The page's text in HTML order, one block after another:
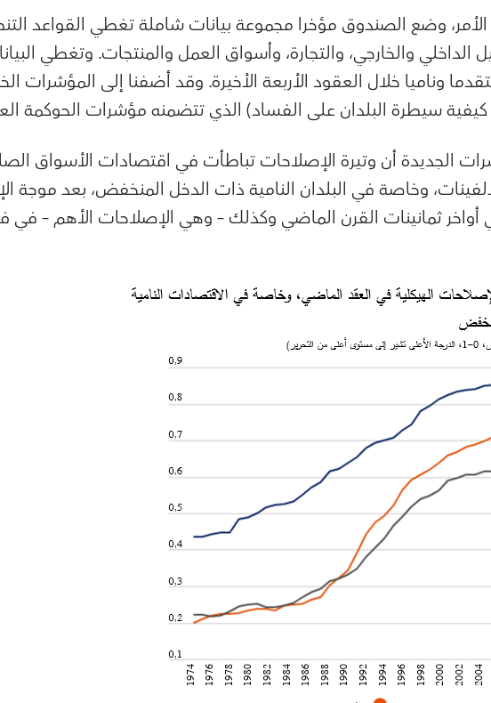
وضع الصندوق مؤخرا مجموعة بيانات شاملة تغطي القواعد
الداخلي والخارجي، والتجارة، وأسواق العمل والمنتجات. وتغطي
متقدما وناميا خلال العقود الأربعة الأخيرة. وقد أضفنا إلى
سيطرة البلدان على الفساد) الذي تتضمنه مؤشرات الحوكمة
الجديدة أن وتيرة الإصلاحات تباطأت في اقتصادات الأسواق
الألفينات، وخاصة في البلدان النامية ذات الدخل المنخفض، بعد موجة
ثمانينات القرن الماضي وكذلك – وهي الإصلاحات الأهم – في